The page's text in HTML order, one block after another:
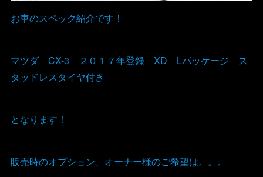
お車のスペック紹介です！
マツダ CX-3 ２０１７年登録 XD Lパッケージ ス
タッドレスタイヤ付き
となります！
販売時のオプション、オーナー様のご希望は。。。